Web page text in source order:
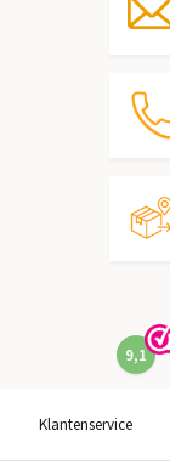
9,1
Klantenservice